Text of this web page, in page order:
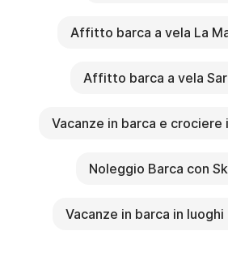
Affitto barca a vela La
Affitto barca a vela
Vacanze in barca e crociere
Noleggio Barca con
Vacanze in barca in luoghi